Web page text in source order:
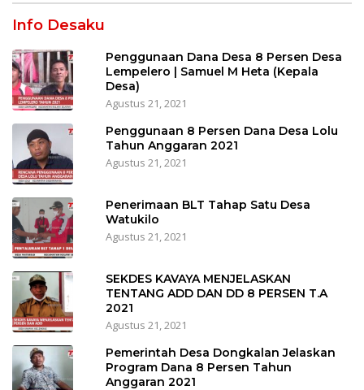
Info Desaku
Penggunaan Dana Desa 8 Persen Desa
Lempelero | Samuel M Heta (Kepala
Desa)
Agustus 21, 2021
Penggunaan 8 Persen Dana Desa Lolu
Tahun Anggaran 2021
Agustus 21, 2021
Penerimaan BLT Tahap Satu Desa
Watukilo
Agustus 21, 2021
SEKDES KAVAYA MENJELASKAN
TENTANG ADD DAN DD 8 PERSEN T.A
2021
Agustus 21, 2021
Pemerintah Desa Dongkalan Jelaskan
Program Dana 8 Persen Tahun
Anggaran 2021